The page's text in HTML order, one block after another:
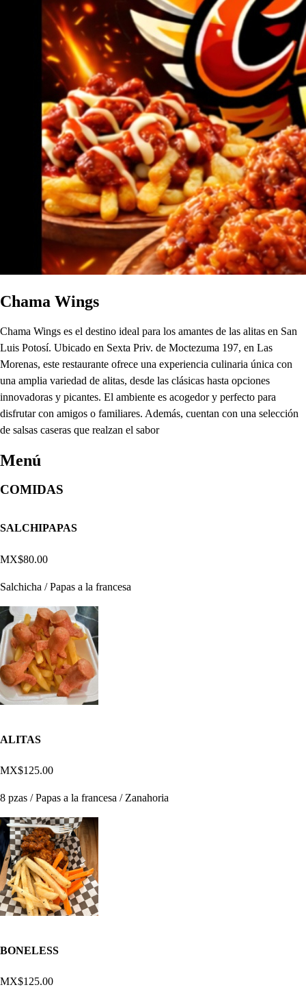
Chama Wings
Chama Wings es el destino ideal para los amantes de las alitas en San
Luis Potosí. Ubicado en Sexta Priv. de Moctezuma 197, en Las
Morenas, este restaurante ofrece una experiencia culinaria única con
una amplia variedad de alitas, desde las clásicas hasta opciones
innovadoras y picantes. El ambiente es acogedor y perfecto para
disfrutar con amigos o familiares. Además, cuentan con una selección
de salsas caseras que realzan el sabor
Menú
COMIDAS
SALCHIPAPAS
MX$80.00
Salchicha / Papas a la francesa
ALITAS
MX$125.00
8 pzas / Papas a la francesa / Zanahoria
BONELESS
MX$125.00